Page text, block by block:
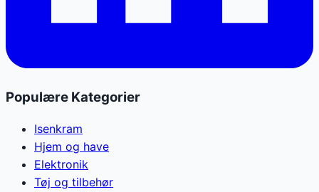
Populære Kategorier
Isenkram
Hjem og have
Elektronik
Tøj og tilbehør